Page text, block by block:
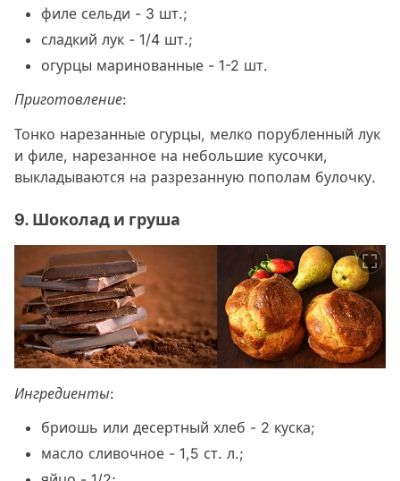
филе сельди - 3 шт.;
сладкий лук - 1/4 шт.;
огурцы маринованные - 1-2 шт.
Приготовление:
Тонко нарезанные огурцы, мелко порубленный лук
и филе, нарезанное на небольшие кусочки,
выкладываются на разрезанную пополам булочку.
9. Шоколад и груша
Ингредиенты:
бриошь или десертный хлеб - 2 куска;
масло сливочное - 1,5 ст. л.;